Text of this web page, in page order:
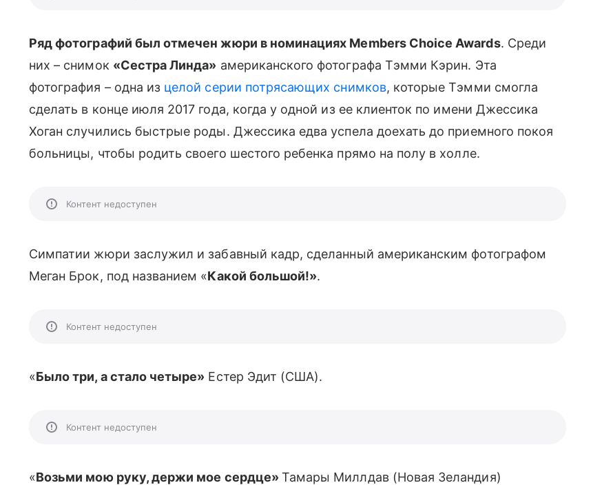
Ряд фотографий был отмечен жюри в номинациях Members Choice Awards. Среди
них – снимок «Сестра Линда» американского фотографа Тэмми Кэрин. Эта
фотография – одна из целой серии потрясающих снимков, которые Тэмми смогла
сделать в конце июля 2017 года, когда у одной из ее клиенток по имени Джессика
Хоган случились быстрые роды. Джессика едва успела доехать до приемного покоя
больницы, чтобы родить своего шестого ребенка прямо на полу в холле.
Контент недоступен
Симпатии жюри заслужил и забавный кадр, сделанный американским фотографом
Меган Брок, под названием «Какой большой!».
Контент недоступен
«Было три, а стало четыре» Естер Эдит (США).
Контент недоступен
«Возьми мою руку, держи мое сердце» Тамары Миллдав (Новая Зеландия)